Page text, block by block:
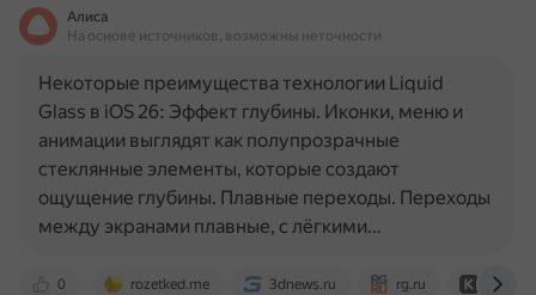
Алиса
На основе источников, возможны неточности
0 rozetked.me 3dnews.ru rg.ru
Некоторые преимущества технологии Liquid
Glass в iOS 26: Эффект глубины. Иконки, меню и
анимации выглядят как полупрозрачные
стеклянные элементы, которые создают
ощущение глубины. Плавные переходы. Переходы
между экранами плавные, с лёгкими…